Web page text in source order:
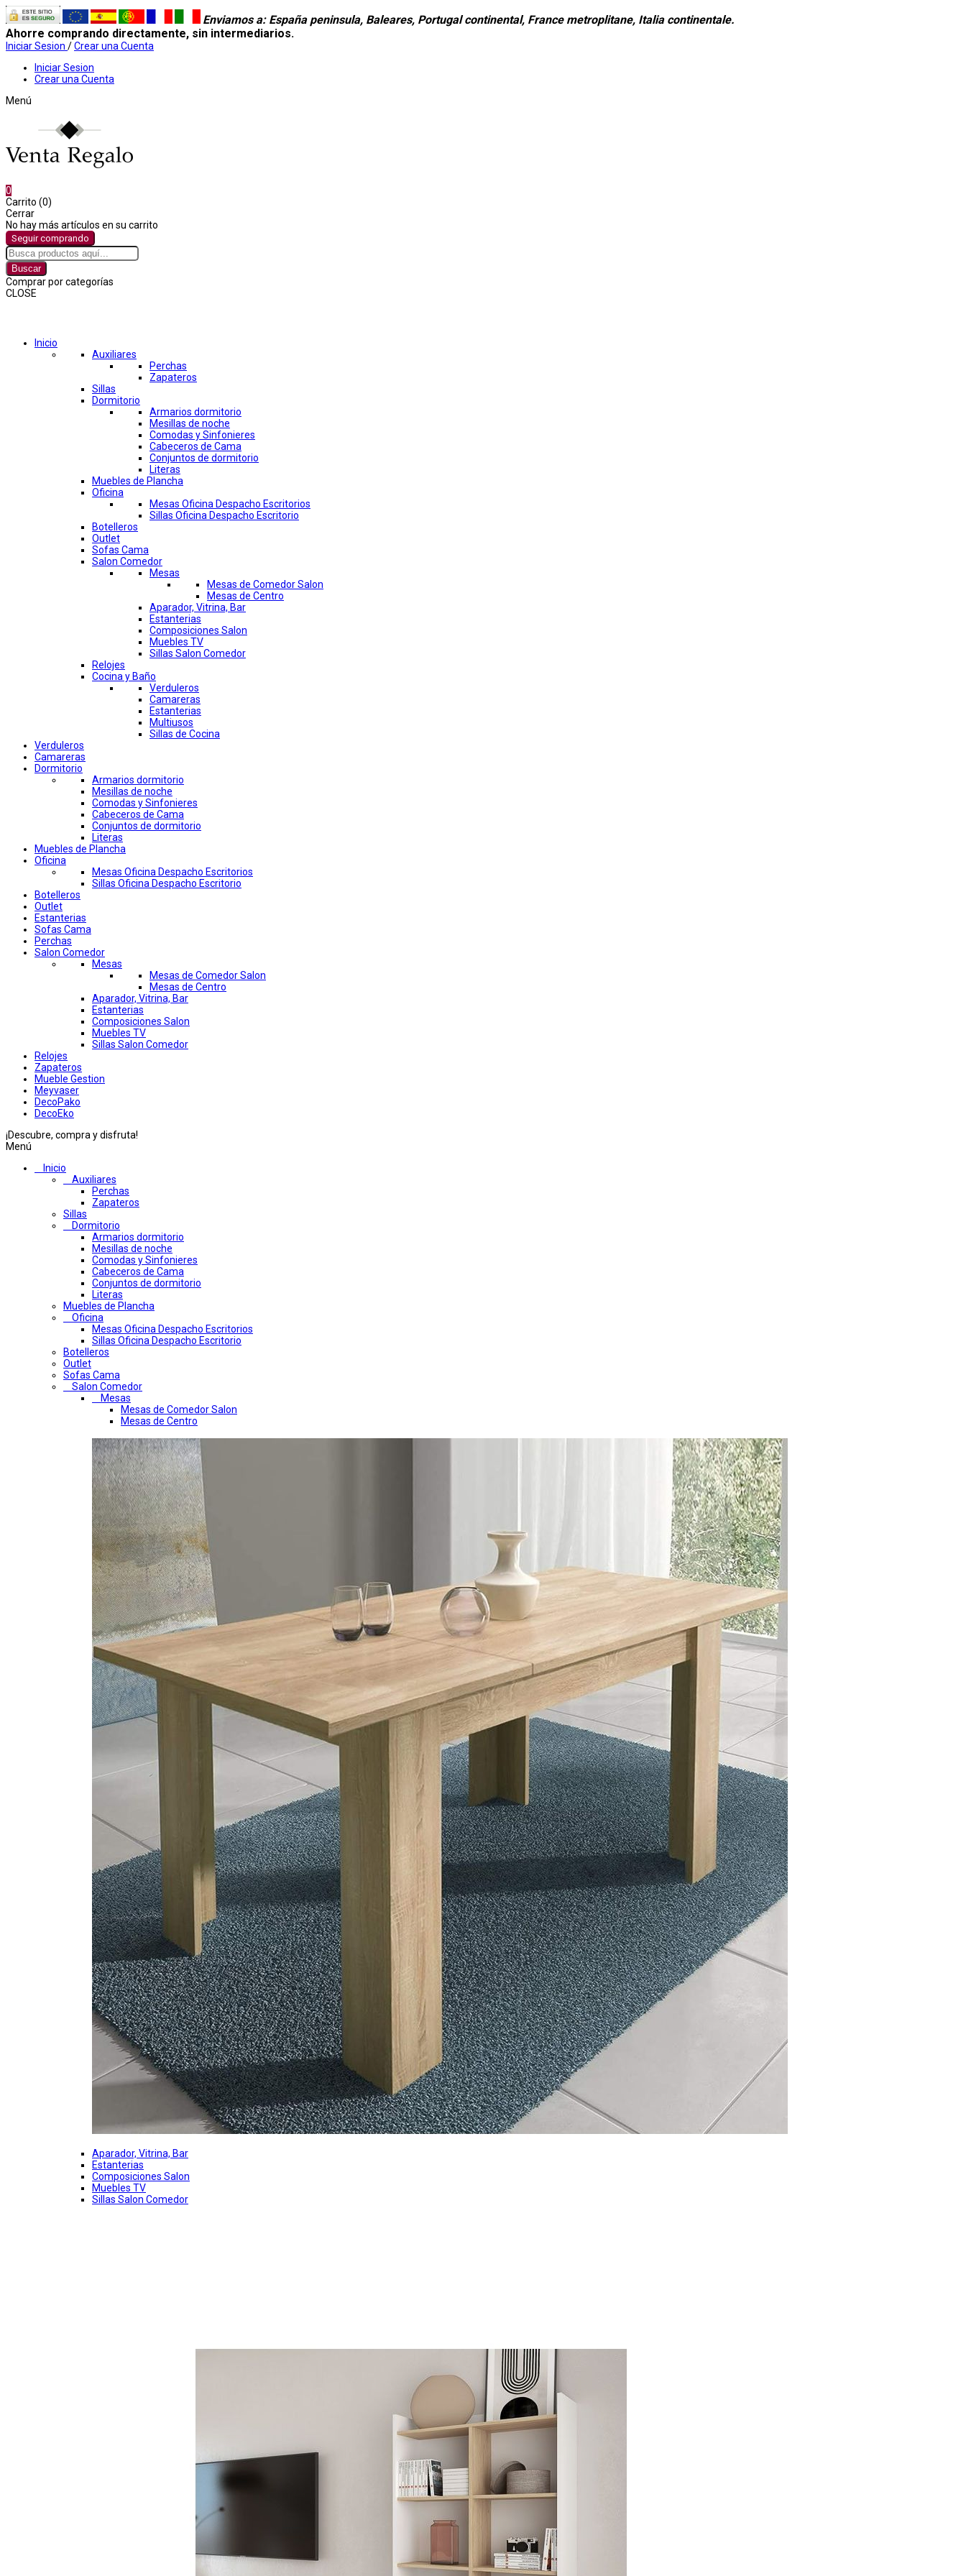
Enviamos a: España peninsula, Baleares, Portugal continental, France metroplitane, Italia continentale.
Ahorre comprando directamente, sin intermediarios.
Iniciar Sesion /Crear una Cuenta
Iniciar Sesion
Crear una Cuenta
Menú
0
Carrito (0)
Cerrar
No hay más artículos en su carrito
Seguir comprando
Buscar
Comprar por categorías
CLOSE
Inicio
Auxiliares
Perchas
Zapateros
Sillas
Dormitorio
Armarios dormitorio
Mesillas de noche
Comodas y Sinfonieres
Cabeceros de Cama
Conjuntos de dormitorio
Literas
Muebles de Plancha
Oficina
Mesas Oficina Despacho Escritorios
Sillas Oficina Despacho Escritorio
Botelleros
Outlet
Sofas Cama
Salon Comedor
Mesas
Mesas de Comedor Salon
Mesas de Centro
Aparador, Vitrina, Bar
Estanterias
Composiciones Salon
Muebles TV
Sillas Salon Comedor
Relojes
Cocina y Baño
Verduleros
Camareras
Estanterias
Multiusos
Sillas de Cocina
Verduleros
Camareras
Dormitorio
Armarios dormitorio
Mesillas de noche
Comodas y Sinfonieres
Cabeceros de Cama
Conjuntos de dormitorio
Literas
Muebles de Plancha
Oficina
Mesas Oficina Despacho Escritorios
Sillas Oficina Despacho Escritorio
Botelleros
Outlet
Estanterias
Sofas Cama
Perchas
Salon Comedor
Mesas
Mesas de Comedor Salon
Mesas de Centro
Aparador, Vitrina, Bar
Estanterias
Composiciones Salon
Muebles TV
Sillas Salon Comedor
Relojes
Zapateros
Mueble Gestion
Meyvaser
DecoPako
DecoEko
¡Descubre, compra y disfruta!
Menú
Inicio
Auxiliares
Perchas
Zapateros
Sillas
Dormitorio
Armarios dormitorio
Mesillas de noche
Comodas y Sinfonieres
Cabeceros de Cama
Conjuntos de dormitorio
Literas
Muebles de Plancha
Oficina
Mesas Oficina Despacho Escritorios
Sillas Oficina Despacho Escritorio
Botelleros
Outlet
Sofas Cama
Salon Comedor
Mesas
Mesas de Comedor Salon
Mesas de Centro
Aparador, Vitrina, Bar
Estanterias
Composiciones Salon
Muebles TV
Sillas Salon Comedor